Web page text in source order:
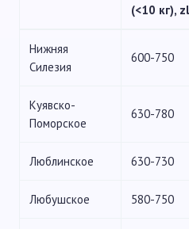
(<10 кг), zl
Нижняя
Силезия
600-750
Куявско-
Поморское
630-780
Люблинское 630-730
Любушское 580-750